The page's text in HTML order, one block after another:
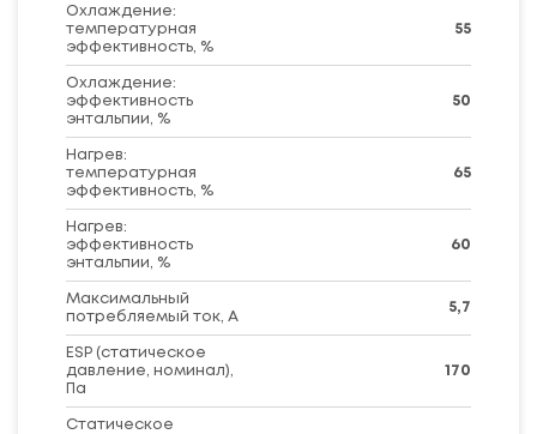
Охлаждение:
температурная
эффективность, %
55
Охлаждение:
эффективность
энтальпии, %
50
Нагрев:
температурная
эффективность, %
65
Нагрев:
эффективность
энтальпии, %
60
Максимальный
потребляемый ток, А
5,7
ESP (статическое
давление, номинал),
Па
170
Статическое